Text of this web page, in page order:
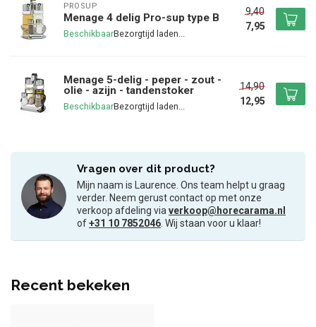
PROSUP
Menage 4 delig Pro-sup type B
Beschikbaar
9,40
7,95
Menage 5-delig - peper - zout -
olie - azijn - tandenstoker
Beschikbaar
14,90
12,95
Vragen over dit product?
Mijn naam is Laurence. Ons team helpt u graag
verder. Neem gerust contact op met onze
verkoop afdeling viaverkoop@horecarama.nl
of+31 10 7852046. Wij staan voor u klaar!
Recent bekeken